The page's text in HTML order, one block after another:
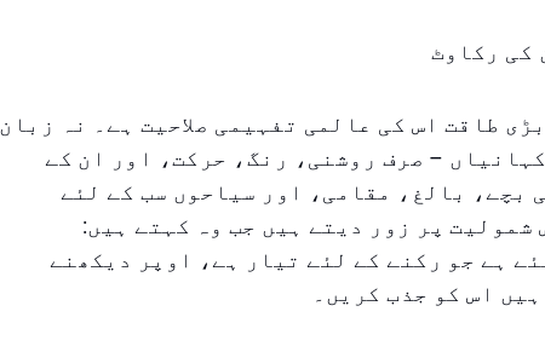
کی رکاوٹ
طاقت اس کی عالمی تفہیمی صلاحیت ہے۔ نہ زبان
– صرف روشنی، رنگ، حرکت، اور ان کے
بچے، بالغ، مقامی، اور سیاحوں سب کے لئے
شمولیت پر زور دیتے ہیں جب وہ کہتے ہیں:
ہے جو رکنے کے لئے تیار ہے، اوپر دیکھنے
اس کو جذب کریں۔